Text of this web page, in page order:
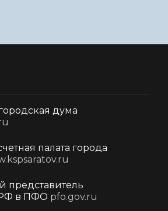
дума
палата города
представитель
РФ в ПФО pfo.gov.ru